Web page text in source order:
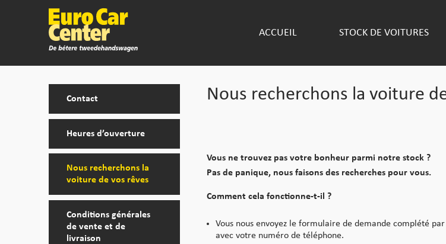
ACCUEIL STOCK DE VOITURES
Contact
Heures d’ouverture
Nous recherchons la
voiture de vos rêves
Conditions générales
de vente et de
livraison
Nous recherchons la voiture
Vous ne trouvez pas votre bonheur parmi notre stock ?
Pas de panique, nous faisons des recherches pour vous.
Comment cela fonctionne-t-il ?
Vous nous envoyez le formulaire de demande complété
avec votre numéro de téléphone.